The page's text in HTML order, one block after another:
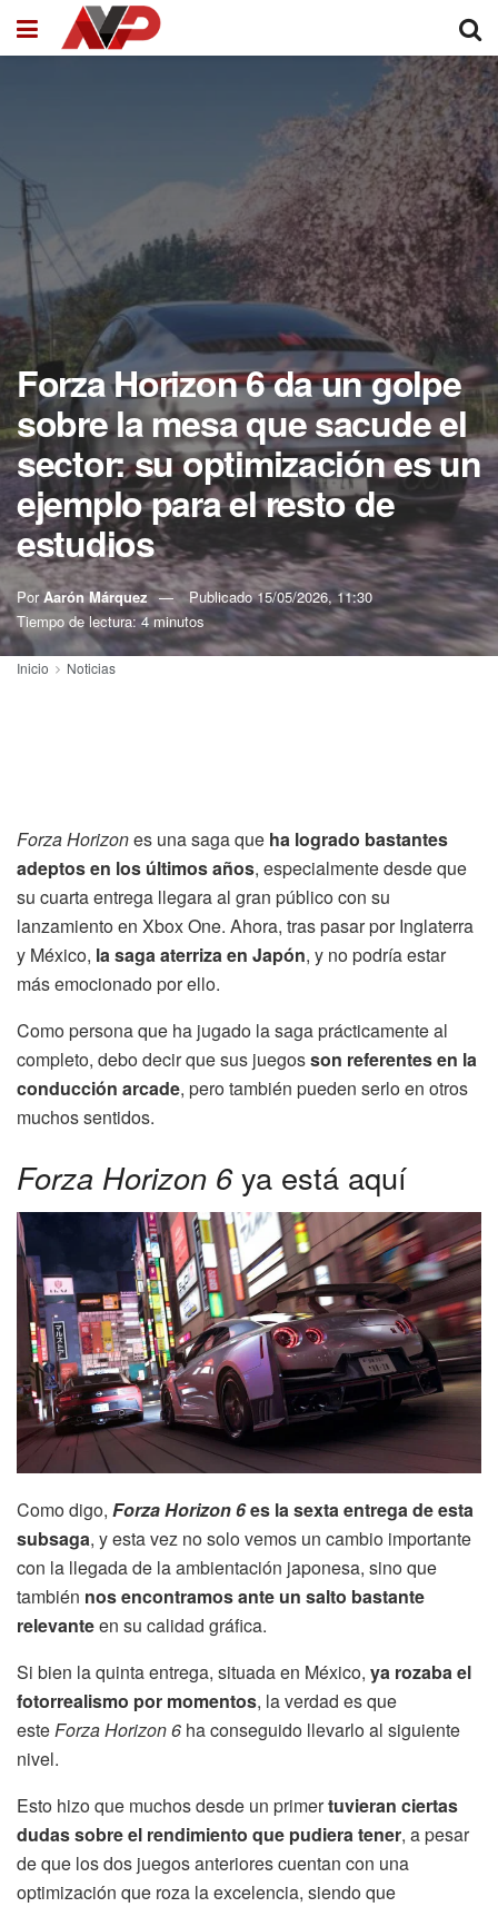
Forza Horizon 6 da un golpe
sobre la mesa que sacude el
sector: su optimización es un
ejemplo para el resto de
estudios
Por Aarón Márquez Publicado15/05/2026, 11:30
Tiempo de lectura: 4 minutos
Inicio Noticias
Forza Horizones una saga que ha logrado bastantes
adeptos en los últimos años, especialmente desde que
su cuarta entrega llegara al gran público con su
lanzamiento en Xbox One. Ahora, tras pasar por Inglaterra
y México, la saga aterriza en Japón, y no podría estar
más emocionado por ello.
Como persona que ha jugado la saga prácticamente al
completo, debo decir que sus juegosson referentes en la
conducción arcade, pero también pueden serlo en otros
muchos sentidos.
Forza Horizon 6ya está aquí
Como digo, Forza Horizon 6es la sexta entrega de esta
subsaga, y esta vez no solo vemos un cambio importante
con la llegada de la ambientación japonesa, sino que
también nos encontramos ante un salto bastante
relevanteen su calidad gráfica.
Si bien la quinta entrega, situada en México, ya rozaba el
fotorrealismo por momentos, la verdad es que
esteForza Horizon 6 ha conseguido llevarlo al siguiente
nivel.
Esto hizo que muchos desde un primertuvieran ciertas
dudas sobre el rendimiento que pudiera tener, a pesar
de que los dos juegos anteriores cuentan con una
optimización que roza la excelencia, siendo que